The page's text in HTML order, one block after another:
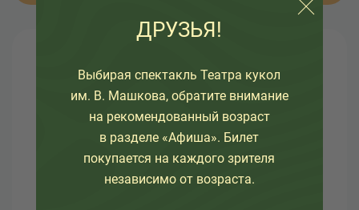
О театре
Узнайте как развивался театр в разное время, а
так же какие еще изменения ждут его.
Здесь вы так же найдете много интересной
информации об артистах театра и о закулисной
ДРУЗЬЯ!
Выбирая спектакль Театра кукол
им. В. Машкова, обратите внимание
на рекомендованный возраст
в разделе «Афиша». Билет
покупается на каждого зрителя
независимо от возраста.